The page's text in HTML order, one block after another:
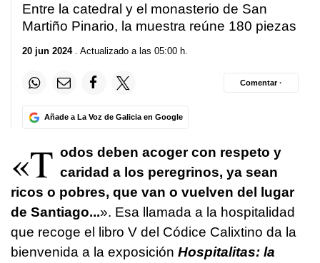
Entre la catedral y el monasterio de San
Martiño Pinario, la muestra reúne 180 piezas
20 jun 2024. Actualizado a las 05:00 h.
Añade a La Voz de Galicia en Google
Comentar ·
«T odos deben acoger con respeto y
caridad a los peregrinos, ya sean
ricos o pobres, que van o vuelven del lugar
de Santiago...». Esa llamada a la hospitalidad
que recoge el libro V del Códice Calixtino da la
bienvenida a la exposición Hospitalitas: la